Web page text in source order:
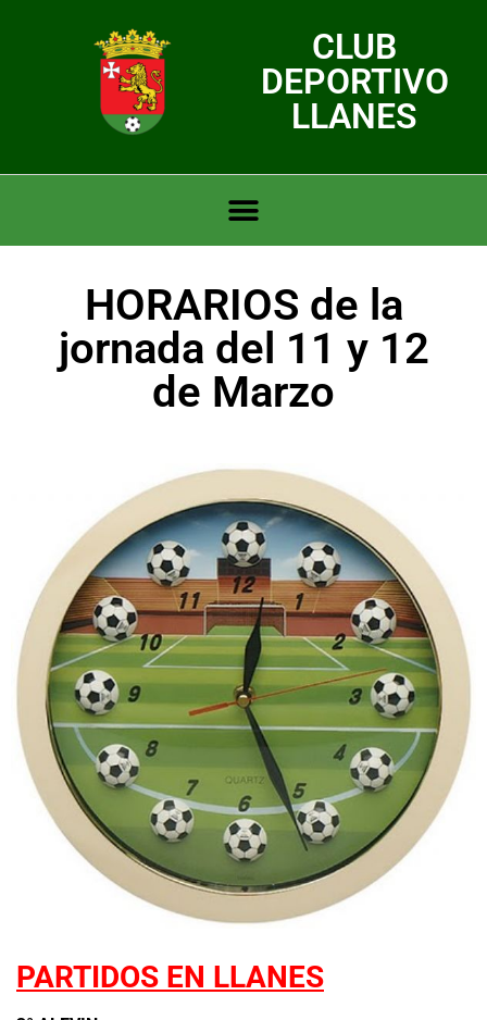
CLUB
DEPORTIVO
LLANES
HORARIOS de la
jornada del 11 y 12
de Marzo
PARTIDOS EN LLANES